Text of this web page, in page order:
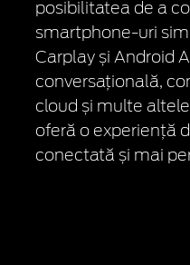
posibilitatea de a
smartphone-uri
Carplay și Android
conversațională,
cloud și multe
oferă o experiență
conectată și mai